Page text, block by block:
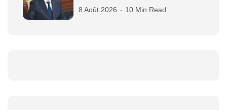
8 Août 2026 10 Min Read